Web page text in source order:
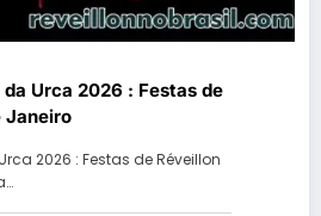
Urca 2026 : Festas de
Janeiro
2026 : Festas de Réveillon